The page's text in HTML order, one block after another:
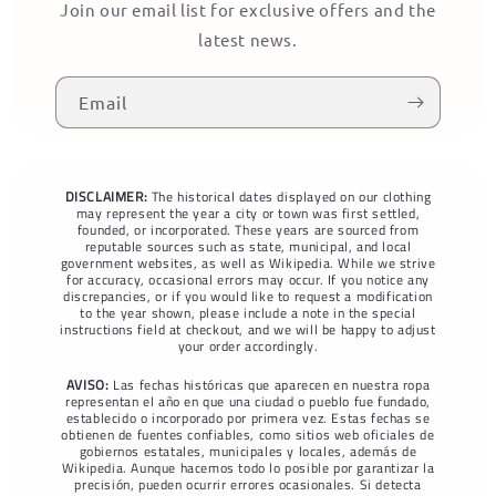
Join our email list for exclusive offers and the
latest news.
Email
DISCLAIMER: The historical dates displayed on our clothing
may represent the year a city or town was first settled,
founded, or incorporated. These years are sourced from
reputable sources such as state, municipal, and local
government websites, as well as Wikipedia. While we strive
for accuracy, occasional errors may occur. If you notice any
discrepancies, or if you would like to request a modification
to the year shown, please include a note in the special
instructions field at checkout, and we will be happy to adjust
your order accordingly.
AVISO: Las fechas históricas que aparecen en nuestra ropa
representan el año en que una ciudad o pueblo fue fundado,
establecido o incorporado por primera vez. Estas fechas se
obtienen de fuentes confiables, como sitios web oficiales de
gobiernos estatales, municipales y locales, además de
Wikipedia. Aunque hacemos todo lo posible por garantizar la
precisión, pueden ocurrir errores ocasionales. Si detecta